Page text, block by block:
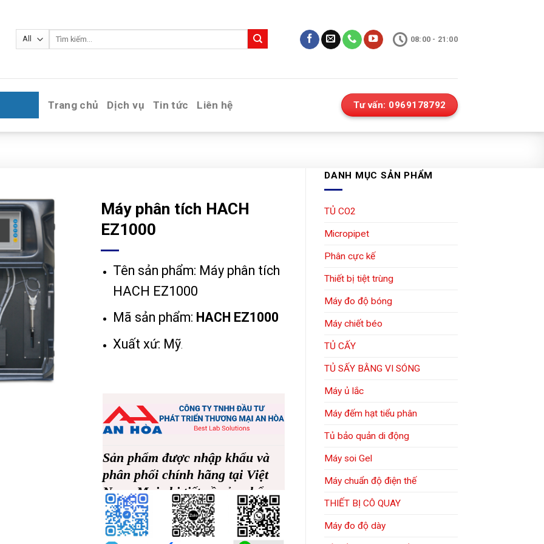
Tìm
08:00 - 21:00
Trang chủ Dịch vụ Tin tức Liên hệ Tư vấn: 0969178792
DANH MỤC SẢN PHẨM
TỦ CO2
Micropipet
Phân cực kế
Thiết bị tiệt trùng
Máy đo độ bóng
Máy chiết béo
TỦ CẤY
TỦ SẤY BẰNG VI SÓNG
Máy ủ lắc
Máy đếm hạt tiểu phân
Tủ bảo quản di động
Máy soi Gel
Máy chuẩn độ điện thế
THIẾT BỊ CÔ QUAY
Máy đo độ dày
Máy phân tích HACH
EZ1000
Tên sản phẩm: Máy phân tích
HACH EZ1000
Mã sản phẩm: HACH EZ1000
Xuất xứ: Mỹ.
Sản phẩm được nhập khẩu và
phân phối chính hãng tại Việt
Nam. Mọi chi tiết về sản phẩm
vui lòng liên
hệSđt/Zalo :0969178792